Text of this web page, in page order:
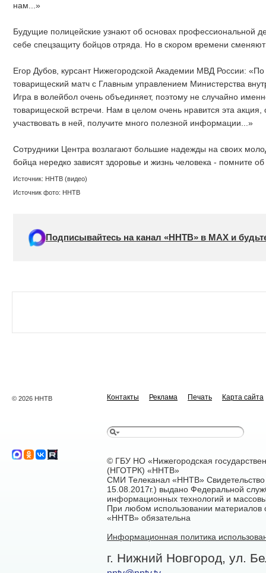
нам...»
Будущие полицейские узнают об основах профессиональной
себе спецзащиту бойцов отряда. Но в скором времени
Егор Дубов, курсант Нижегородской Академии МВД России:
товарищеский матч с Главным управлением Министерства
Игра в волейбол очень объединяет, поэтому не случайно
товарищеской встречи. Нам в целом очень нравится эта акция,
участвовать в ней, получите много полезной информации...»
Сотрудники Центра возлагают большие надежды на своих
бойца нередко зависят здоровье и жизнь человека - помните
Источник: ННТВ (видео)
Источник фото: ННТВ
Подписывайтесь на канал «ННТВ» в МАХ и
© 2026 ННТВ Контакты Реклама Печать Карта сайта
© ГБУ НО «Нижегородская
(НГОТРК) «ННТВ»
СМИ Телеканал «ННТВ»
15.08.2017г.) выдано Федеральной
информационных технологий и
При любом использовании материалов
«ННТВ» обязательна
Информационная политика
г. Нижний Новгород, ул.